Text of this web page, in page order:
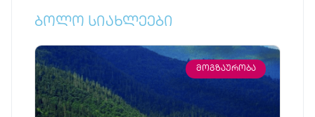
ბოლო სიახლეები
ᲛᲝᲒᲖᲐᲣᲠᲝᲑᲐ